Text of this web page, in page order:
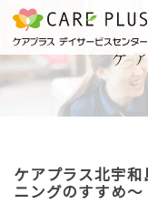
こんな方に
おすすめ
一日体験
ケアプラス北宇
ニングのすすめ～